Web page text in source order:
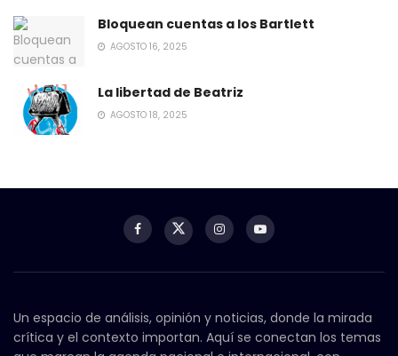
Bloquean cuentas a los Bartlett
AGOSTO 16, 2025
La libertad de Beatriz
AGOSTO 18, 2025
Un espacio de análisis, opinión y noticias, donde la mirada
crítica y el contexto importan. Aquí se conectan los temas